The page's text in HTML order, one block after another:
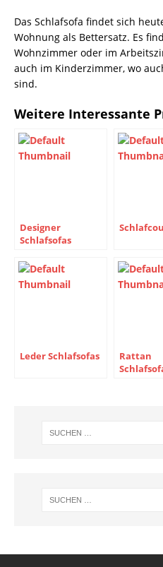
Das Schlafsofa findet sich
Wohnung als Bettersatz. Es
Wohnzimmer oder im
auch im Kinderzimmer, wo
sind.
Weitere Interessante
Designer
Schlafsofas
Leder Schlafsofas
Rattan